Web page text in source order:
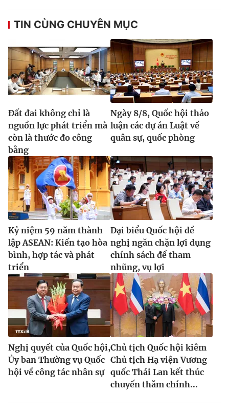
TIN CÙNG CHUYÊN MỤC
Đất đai không chỉ là
nguồn lực phát triển mà
còn là thước đo công
bằng
Ngày 8/8, Quốc hội thảo
luận các dự án Luật về
quân sự, quốc phòng
Kỷ niệm 59 năm thành
lập ASEAN: Kiến tạo hòa
bình, hợp tác và phát
triển
Đại biểu Quốc hội đề
nghị ngăn chặn lợi dụng
chính sách để tham
nhũng, vụ lợi
Nghị quyết của Quốc hội,
Ủy ban Thường vụ Quốc
hội về công tác nhân sự
Chủ tịch Quốc hội kiêm
Chủ tịch Hạ viện Vương
quốc Thái Lan kết thúc
chuyến thăm chính...